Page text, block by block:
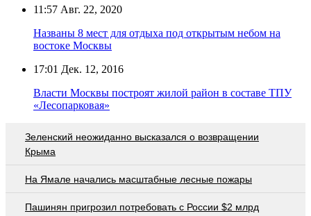
11:57 Авг. 22, 2020
Названы 8 мест для отдыха под открытым небом на
востоке Москвы
17:01 Дек. 12, 2016
Власти Москвы построят жилой район в составе ТПУ
«Лесопарковая»
Зеленский неожиданно высказался о возвращении
Крыма
На Ямале начались масштабные лесные пожары
Пашинян пригрозил потребовать c России $2 млрд